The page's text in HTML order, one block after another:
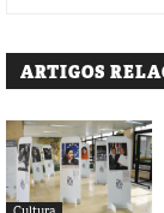
ARTIGOS